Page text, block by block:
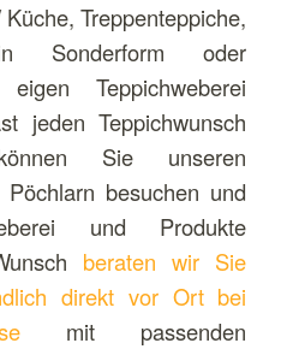
Treppenteppiche,
Sonderform oder
Teppichweberei
jeden Teppichwunsch
Sie unseren
besuchen und
und Produkte
beraten wir Sie
direkt vor Ort bei
mit passenden